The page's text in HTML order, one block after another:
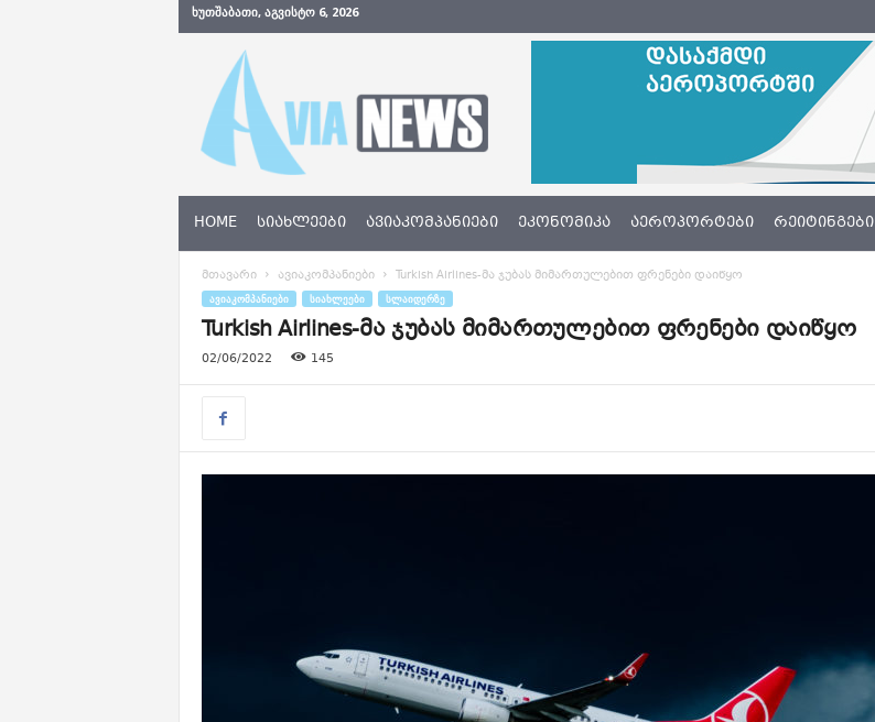
ᲮᲣᲗᲨᲐᲑᲐᲗᲘ, ᲐᲒᲕᲘᲡᲢᲝ 6, 2026
N
w
s
e
HOME ᲡᲘᲐᲮᲚᲔᲔᲑᲘ ᲐᲕᲘᲐᲙᲝᲛᲞᲐᲜᲘᲔᲑᲘ ᲔᲙᲝᲜᲝᲛᲘᲙᲐ ᲐᲔᲠᲝᲞᲝᲠᲢᲔᲑᲘ ᲠᲔᲘᲢᲘᲜᲒᲔᲑᲘ
მთავარი ავიაკომპანიები Turkish Airlines-მა ჯუბას მიმართულებით ფრენები დაიწყო
ᲐᲕᲘᲐᲙᲝᲛᲞᲐᲜᲘᲔᲑᲘ ᲡᲘᲐᲮᲚᲔᲔᲑᲘ ᲡᲚᲐᲘᲓᲔᲠᲖᲔ
Turkish Airlines-მა ჯუბას მიმართულებით ფრენები დაიწყო
02/06/2022 145